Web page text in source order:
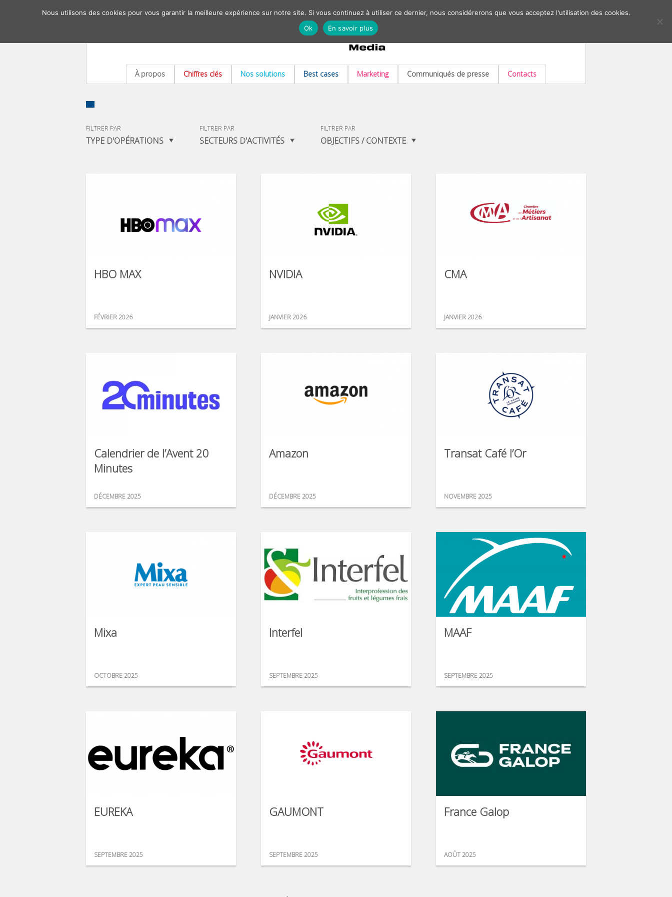
À propos Chiffres clés Nos solutions Best cases Marketing Communiqués de presse Contacts
FILTRER PAR
TYPE D'OPÉRATIONS
FILTRER PAR
SECTEURS D'ACTIVITÉS
FILTRER PAR
OBJECTIFS / CONTEXTE
HBO MAX
FÉVRIER 2026
NVIDIA
JANVIER 2026
CMA
JANVIER 2026
Calendrier de l’Avent 20
Minutes
DÉCEMBRE 2025
Amazon
DÉCEMBRE 2025
Transat Café l’Or
NOVEMBRE 2025
Mixa
OCTOBRE 2025
Interfel
SEPTEMBRE 2025
MAAF
SEPTEMBRE 2025
EUREKA
SEPTEMBRE 2025
GAUMONT
SEPTEMBRE 2025
France Galop
AOÛT 2025
Nous utilisons des cookies pour vous garantir la meilleure expérience sur notre site. Si vous continuez à utiliser ce dernier, nous considérerons que vous acceptez l'utilisation des cookies.
Ok
En savoir plus